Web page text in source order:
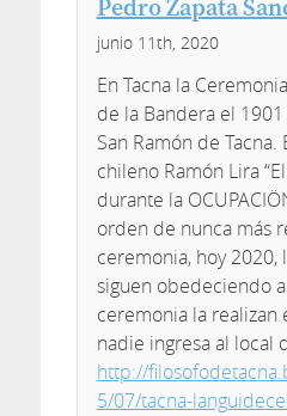
Pedro Zapata
junio 11th, 2020
En Tacna la
de la Bandera el
San Ramón de
chileno Ramón Lira
durante la
orden de nunca más
ceremonia, hoy 2020,
siguen obedeciendo
ceremonia la realizan
nadie ingresa al local
http://
5/07/tacna-